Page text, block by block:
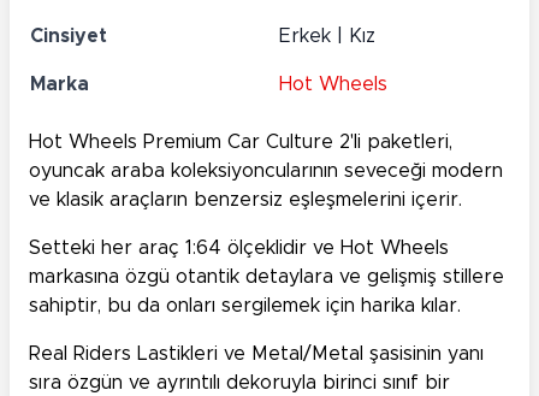
Cinsiyet Erkek | Kız
Marka Hot Wheels
Hot Wheels Premium Car Culture 2'li paketleri,
oyuncak araba koleksiyoncularının seveceği modern
ve klasik araçların benzersiz eşleşmelerini içerir.
Setteki her araç 1:64 ölçeklidir ve Hot Wheels
markasına özgü otantik detaylara ve gelişmiş stillere
sahiptir, bu da onları sergilemek için harika kılar.
Real Riders Lastikleri ve Metal/Metal şasisinin yanı
sıra özgün ve ayrıntılı dekoruyla birinci sınıf bir